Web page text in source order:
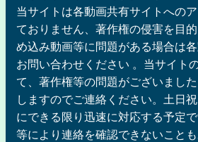
当サイトは各動画共有サイトへの
ておりません、著作権の侵害を目
め込み動画等に問題がある場合は
お問い合わせください 。当サイト
て、著作権等の問題がございまし
しますのでご連絡ください。土日
にできる限り迅速に対応する予定
等により連絡を確認できないことも